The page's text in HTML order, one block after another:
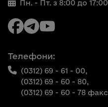
Пн. - Пт. з 8:00 до 17:00
Телефони:
(0312) 69 - 61 - 00,
(0312) 69 - 60 - 80,
(0312) 69 - 60 - 78 факс